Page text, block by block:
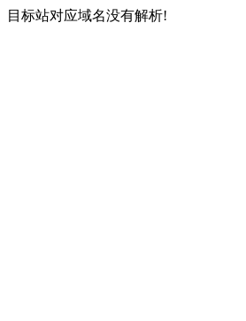
目标站对应域名没有解析!